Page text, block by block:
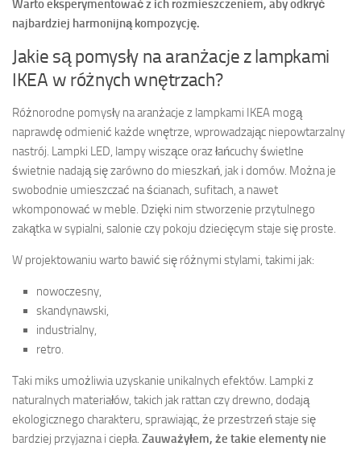
Warto eksperymentować z ich rozmieszczeniem, aby odkryć
najbardziej harmonijną kompozycję.
Jakie są pomysły na aranżacje z lampkami
IKEA w różnych wnętrzach?
Różnorodne pomysły na aranżacje z lampkami IKEA mogą
naprawdę odmienić każde wnętrze, wprowadzając niepowtarzalny
nastrój. Lampki LED, lampy wiszące oraz łańcuchy świetlne
świetnie nadają się zarówno do mieszkań, jak i domów. Można je
swobodnie umieszczać na ścianach, sufitach, a nawet
wkomponować w meble. Dzięki nim stworzenie przytulnego
zakątka w sypialni, salonie czy pokoju dziecięcym staje się proste.
W projektowaniu warto bawić się różnymi stylami, takimi jak:
nowoczesny,
skandynawski,
industrialny,
retro.
Taki miks umożliwia uzyskanie unikalnych efektów. Lampki z
naturalnych materiałów, takich jak rattan czy drewno, dodają
ekologicznego charakteru, sprawiając, że przestrzeń staje się
bardziej przyjazna i ciepła. Zauważyłem, że takie elementy nie